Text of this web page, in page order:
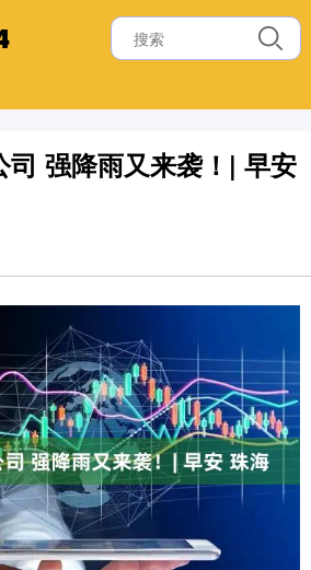
司 强降雨又来袭！| 早安